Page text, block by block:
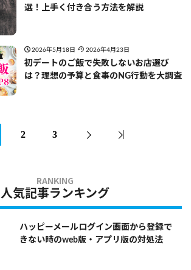
選！上手く付き合う方法を解説
2026年5月18日 2026年4月23日
初デートのご飯で失敗しないお店選び
は？理想の予算と食事のNG行動を大調査
2 3
人気記事ランキング
ハッピーメールログイン画面から登録で
きない時のweb版・アプリ版の対処法